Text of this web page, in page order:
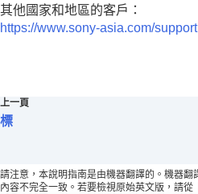
其他國家和地區的客戶：
https://www.sony-asia.com/support
上一頁
請注意，本說明指南是由機器翻譯的。機器
內容不完全一致。若要檢視原始英文版，請從